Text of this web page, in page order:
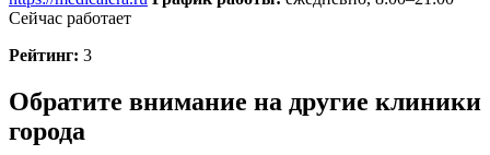
Сейчас работает
Рейтинг: 3
Обратите внимание на другие клиники
города